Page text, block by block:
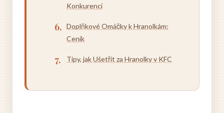
Konkurencí
Doplňkové Omáčky k Hranolkám:
Ceník
Tipy, jak Ušetřit za Hranolky v KFC